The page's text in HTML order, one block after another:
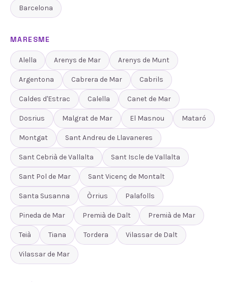
Barcelona
MARESME
Alella Arenys de Mar Arenys de Munt
Argentona Cabrera de Mar Cabrils
Caldes d'Estrac Calella Canet de Mar
Dosrius Malgrat de Mar El Masnou Mataró
Montgat Sant Andreu de Llavaneres
Sant Cebrià de Vallalta Sant Iscle de Vallalta
Sant Pol de Mar Sant Vicenç de Montalt
Santa Susanna Òrrius Palafolls
Pineda de Mar Premià de Dalt Premià de Mar
Teià Tiana Tordera Vilassar de Dalt
Vilassar de Mar